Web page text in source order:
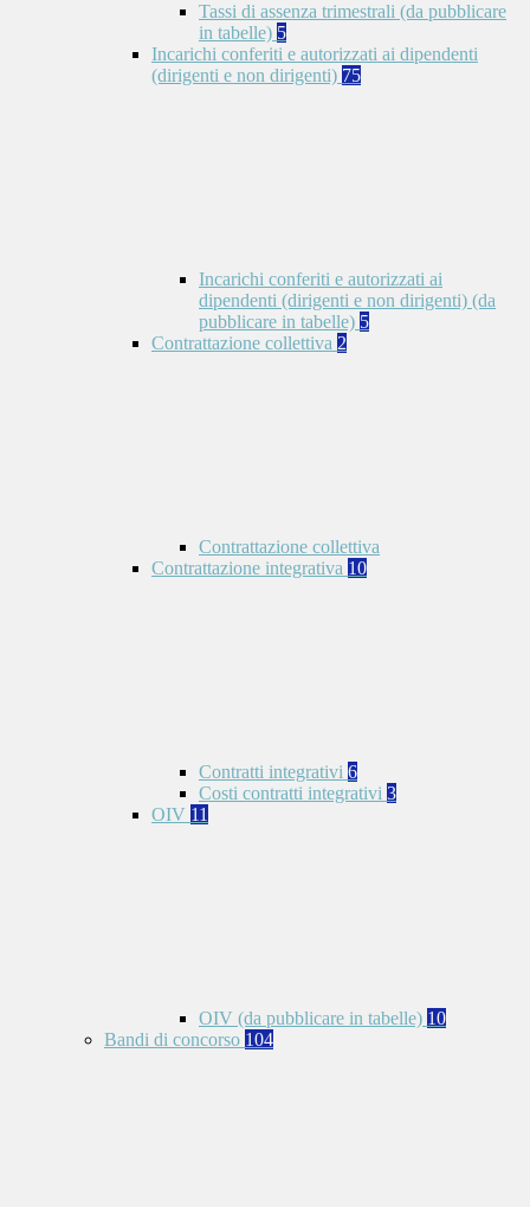
Tassi di assenza trimestrali (da pubblicare
in tabelle) 5
Incarichi conferiti e autorizzati ai dipendenti
(dirigenti e non dirigenti) 75
Incarichi conferiti e autorizzati ai
dipendenti (dirigenti e non dirigenti) (da
pubblicare in tabelle) 5
Contrattazione collettiva 2
Contrattazione collettiva
Contrattazione integrativa 10
Contratti integrativi 6
Costi contratti integrativi 3
OIV 11
OIV (da pubblicare in tabelle) 10
Bandi di concorso 104